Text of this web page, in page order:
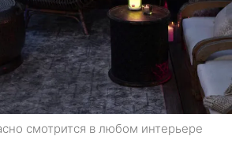
смотрится в любом интерьере